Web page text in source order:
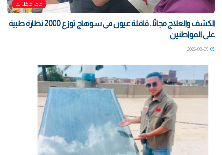
محافظات
الكشف والعلاج مجانًا.. قافلة عيون في سوهاج توزع 2000 نظارة طبية
على المواطنين